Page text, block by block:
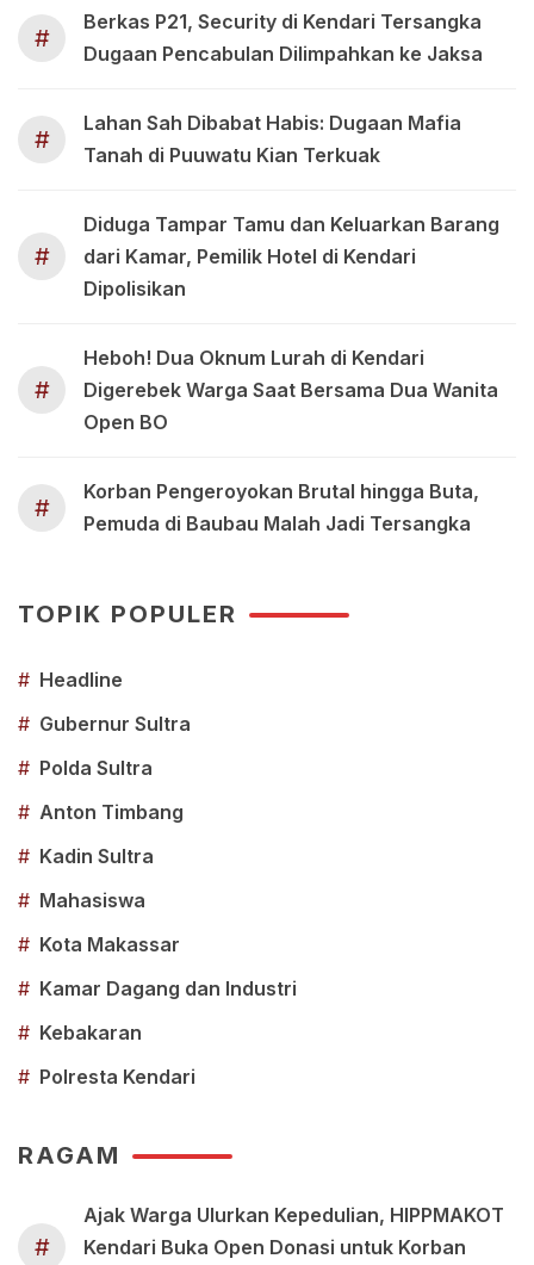
#
Berkas P21, Security di Kendari Tersangka
Dugaan Pencabulan Dilimpahkan ke Jaksa
#
Lahan Sah Dibabat Habis: Dugaan Mafia
Tanah di Puuwatu Kian Terkuak
#
Diduga Tampar Tamu dan Keluarkan Barang
dari Kamar, Pemilik Hotel di Kendari
Dipolisikan
#
Heboh! Dua Oknum Lurah di Kendari
Digerebek Warga Saat Bersama Dua Wanita
Open BO
#
Korban Pengeroyokan Brutal hingga Buta,
Pemuda di Baubau Malah Jadi Tersangka
TOPIK POPULER
# Headline
# Gubernur Sultra
# Polda Sultra
# Anton Timbang
# Kadin Sultra
# Mahasiswa
# Kota Makassar
# Kamar Dagang dan Industri
# Kebakaran
# Polresta Kendari
RAGAM
#
Ajak Warga Ulurkan Kepedulian, HIPPMAKOT
Kendari Buka Open Donasi untuk Korban